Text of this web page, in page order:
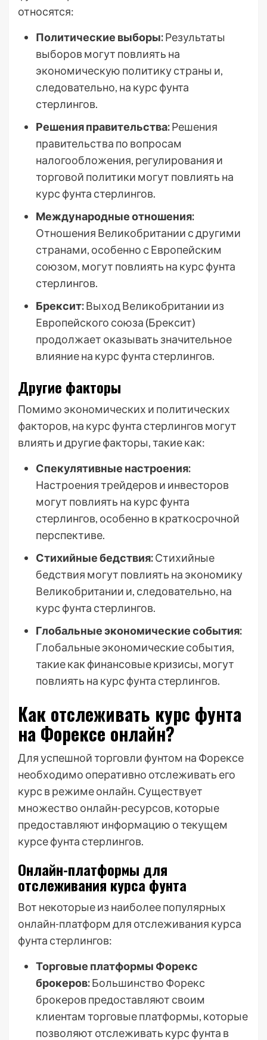
относятся:
Политические выборы:Результаты
выборов могут повлиять на
экономическую политику страны и,
следовательно, на курс фунта
стерлингов.
Решения правительства:Решения
правительства по вопросам
налогообложения, регулирования и
торговой политики могут повлиять на
курс фунта стерлингов.
Международные отношения:
Отношения Великобритании с другими
странами, особенно с Европейским
союзом, могут повлиять на курс фунта
стерлингов.
Брексит:Выход Великобритании из
Европейского союза (Брексит)
продолжает оказывать значительное
влияние на курс фунта стерлингов.
Другие факторы
Помимо экономических и политических
факторов, на курс фунта стерлингов могут
влиять и другие факторы, такие как:
Спекулятивные настроения:
Настроения трейдеров и инвесторов
могут повлиять на курс фунта
стерлингов, особенно в краткосрочной
перспективе.
Стихийные бедствия:Стихийные
бедствия могут повлиять на экономику
Великобритании и, следовательно, на
курс фунта стерлингов.
Глобальные экономические события:
Глобальные экономические события,
такие как финансовые кризисы, могут
повлиять на курс фунта стерлингов.
Как отслеживать курс фунта
на Форексе онлайн?
Для успешной торговли фунтом на Форексе
необходимо оперативно отслеживать его
курс в режиме онлайн. Существует
множество онлайн-ресурсов, которые
предоставляют информацию о текущем
курсе фунта стерлингов.
Онлайн-платформы для
отслеживания курса фунта
Вот некоторые из наиболее популярных
онлайн-платформ для отслеживания курса
фунта стерлингов:
Торговые платформы Форекс
брокеров:Большинство Форекс
брокеров предоставляют своим
клиентам торговые платформы, которые
позволяют отслеживать курс фунта в